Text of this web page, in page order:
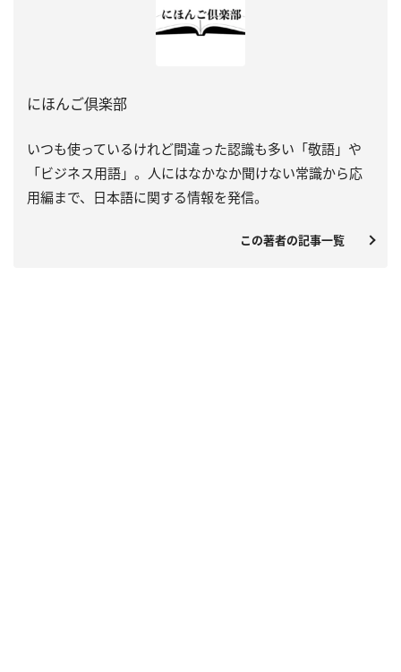
にほんご倶楽部
いつも使っているけれど間違った認識も多い「敬語」や
「ビジネス用語」。人にはなかなか聞けない常識から応
用編まで、日本語に関する情報を発信。
この著者の記事一覧